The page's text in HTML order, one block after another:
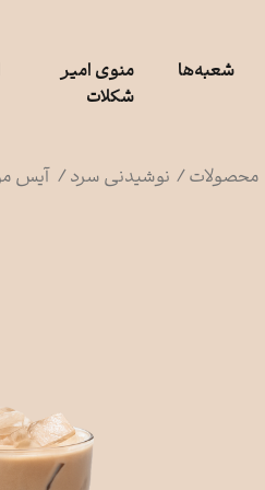
شعبه‌ها
منوی امیر
شکلات
محصولات/ نوشیدنی سرد/ آیس